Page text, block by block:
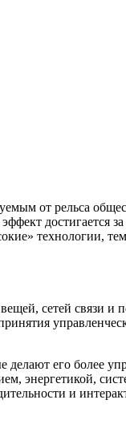
от рельса
достигается за
технологии,
сетей связи и
делают его более
энергетикой,
и